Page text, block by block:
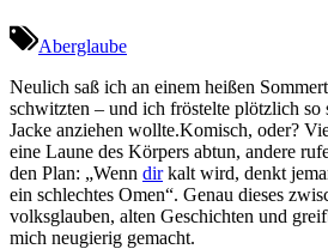
Aberglaube
Neulich⁤ saß ich⁢ an⁣ einem⁣ heißen
⁢schwitzten – und⁢ ich ​fröstelte plötzlich so⁢
⁣Jacke anziehen wollte.Komisch, ‌oder?
eine Laune des ​Körpers ⁣abtun,‍ andere
den⁢ Plan: „Wenn dirkalt⁤ wird, denkt
ein schlechtes Omen“. Genau ⁢dieses⁤
volksglauben, alten ⁣Geschichten‍ und
mich neugierig gemacht. ⁤